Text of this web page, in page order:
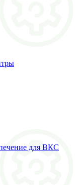
для ВКС